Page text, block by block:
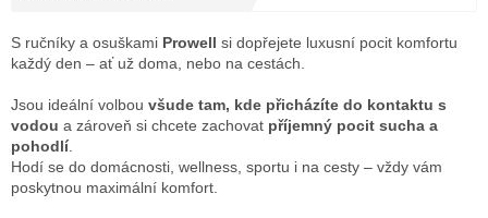
S ručníky a osuškami Prowell si dopřejete luxusní pocit komfortu
každý den – ať už doma, nebo na cestách.
Jsou ideální volbou všude tam, kde přicházíte do kontaktu s
vodou a zároveň si chcete zachovat příjemný pocit sucha a
pohodlí.
Hodí se do domácnosti, wellness, sportu i na cesty – vždy vám
poskytnou maximální komfort.